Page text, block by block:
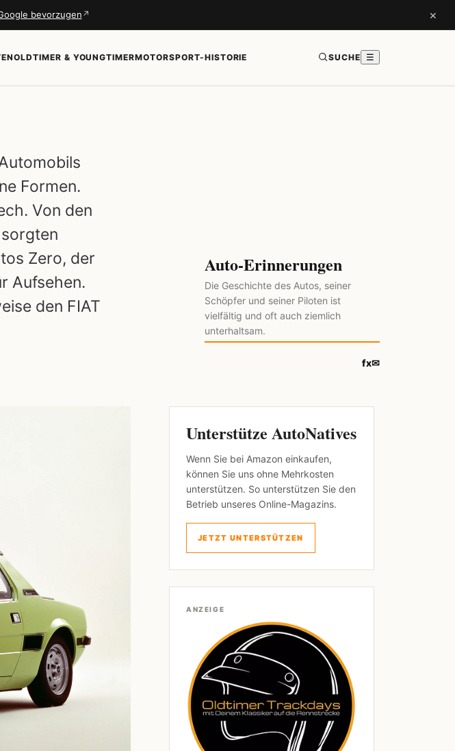
bevorzugen ↗ ×
OLDTIMER & YOUNGTIMERMOTORSPORT-HISTORIE SUCHE ☰
Formen.
Von den
Zero, der
Aufsehen.
den FIAT
Auto-Erinnerungen
Die Geschichte des Autos, seiner
Schöpfer und seiner Piloten ist
vielfältig und oft auch ziemlich
unterhaltsam.
fx✉
Unterstütze AutoNatives
Wenn Sie bei Amazon einkaufen,
können Sie uns ohne Mehrkosten
unterstützen. So unterstützen Sie den
Betrieb unseres Online-Magazins.
JETZT UNTERSTÜTZEN
ANZEIGE